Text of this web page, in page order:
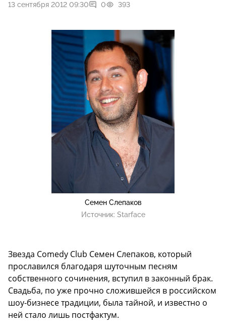
13 сентября 2012 09:30 0 393
Семен Слепаков
Источник: Starface
Звезда Comedy Club Семен Слепаков, который
прославился благодаря шуточным песням
собственного сочинения, вступил в законный брак.
Свадьба, по уже прочно сложившейся в российском
шоу-бизнесе традиции, была тайной, и известно о
ней стало лишь постфактум.